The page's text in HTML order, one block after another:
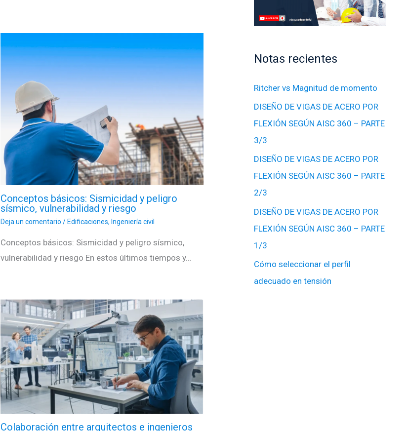
Conceptos básicos: Sismicidad y peligro
sísmico, vulnerabilidad y riesgo
Deja un comentario / Edificaciones, Ingeniería civil
Conceptos básicos: Sismicidad y peligro sísmico,
vulnerabilidad y riesgo En estos últimos tiempos y…
Colaboración entre arquitectos e ingenieros
Notas recientes
Ritcher vs Magnitud de momento
DISEÑO DE VIGAS DE ACERO POR
FLEXIÓN SEGÚN AISC 360 – PARTE
3/3
DISEÑO DE VIGAS DE ACERO POR
FLEXIÓN SEGÚN AISC 360 – PARTE
2/3
DISEÑO DE VIGAS DE ACERO POR
FLEXIÓN SEGÚN AISC 360 – PARTE
1/3
Cómo seleccionar el perfil
adecuado en tensión